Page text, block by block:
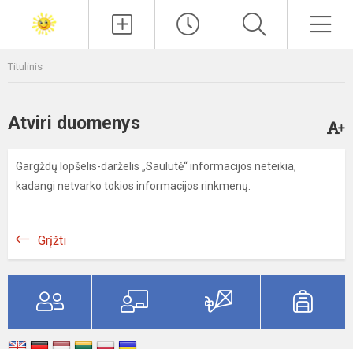
Titulinis
Atviri duomenys
Gargždų lopšelis-darželis „Saulutė“ informacijos neteikia,
kadangi netvarko tokios informacijos rinkmenų.
Grįžti